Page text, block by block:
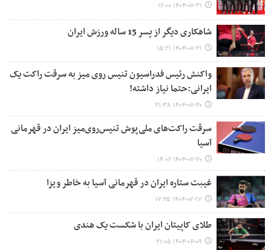
۱۴۰۴-۰۷-۲۱ ۱۶:۰۰
شاهکاری دیگر از پسر 15 ساله ورزش ایران
۱۴۰۴-۰۷-۲۱ ۱۵:۲۱
واکنش رئیس فدراسیون تنیس روی میز به سرقت راکت یک
ایرانی:حتما نیاز داشته!
۱۴۰۴-۰۷-۲۰ ۲۱:۳۸
سرقت راکت‌های ملی‌پوش تنیس‌روی‌میز ایران در قهرمانی
آسیا
۱۴۰۴-۰۷-۲۰ ۱۴:۰۶
غیبت ستاره ایران در قهرمانی آسیا به خاطر ویزا
۱۴۰۴-۰۷-۱۷ ۱۷:۲۵
طلای کاپیتان ایران با شکست یک هندی
۱۴۰۴-۰۶-۰۹ ۲۱:۰۵